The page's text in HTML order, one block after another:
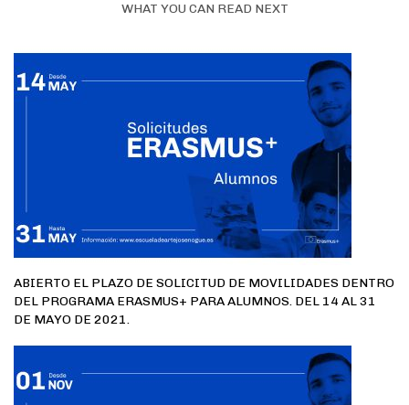
WHAT YOU CAN READ NEXT
ABIERTO EL PLAZO DE SOLICITUD DE MOVILIDADES DENTRO
DEL PROGRAMA ERASMUS+ PARA ALUMNOS. DEL 14 AL 31
DE MAYO DE 2021.